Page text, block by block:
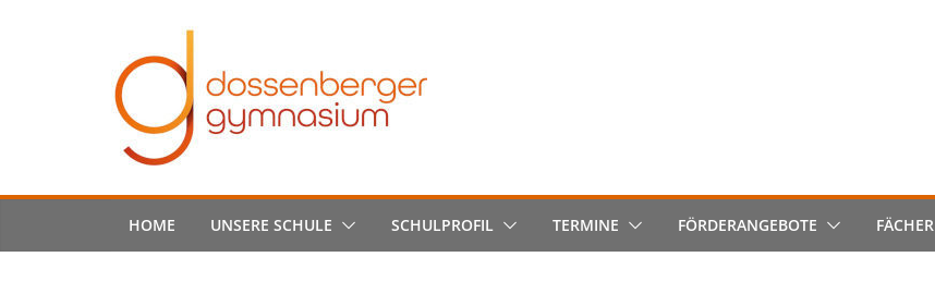
HOME UNSERE SCHULE SCHULPROFIL TERMINE FÖRDERANGEBOTE FÄCHER